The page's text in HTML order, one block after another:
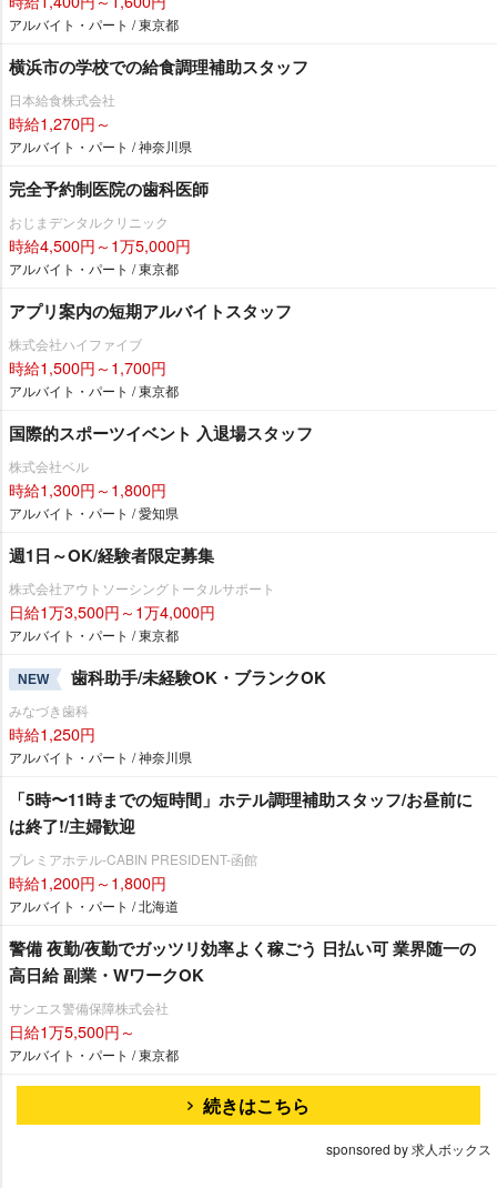
アルバイト・パート / 東京都
横浜市の学校での給食調理補助スタッフ
日本給食株式会社
時給1,270円～
アルバイト・パート / 神奈川県
完全予約制医院の歯科医師
おじまデンタルクリニック
時給4,500円～1万5,000円
アルバイト・パート / 東京都
アプリ案内の短期アルバイトスタッフ
株式会社ハイファイブ
時給1,500円～1,700円
アルバイト・パート / 東京都
国際的スポーツイベント 入退場スタッフ
株式会社ベル
時給1,300円～1,800円
アルバイト・パート / 愛知県
週1日～OK/経験者限定募集
株式会社アウトソーシングトータルサポート
日給1万3,500円～1万4,000円
アルバイト・パート / 東京都
NEW 歯科助手/未経験OK・ブランクOK
みなづき歯科
時給1,250円
アルバイト・パート / 神奈川県
「5時〜11時までの短時間」ホテル調理補助スタッフ/お昼前に
は終了!/主婦歓迎
プレミアホテル-CABIN PRESIDENT-函館
時給1,200円～1,800円
アルバイト・パート / 北海道
警備 夜勤/夜勤でガッツリ効率よく稼ごう 日払い可 業界随一の
高日給 副業・WワークOK
サンエス警備保障株式会社
日給1万5,500円～
アルバイト・パート / 東京都
続きはこちら
sponsored by 求人ボックス